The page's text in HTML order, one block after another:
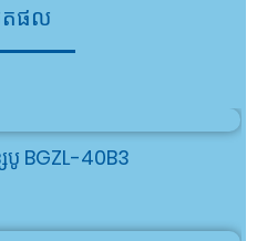
ផល
បូ BGZL-40B3